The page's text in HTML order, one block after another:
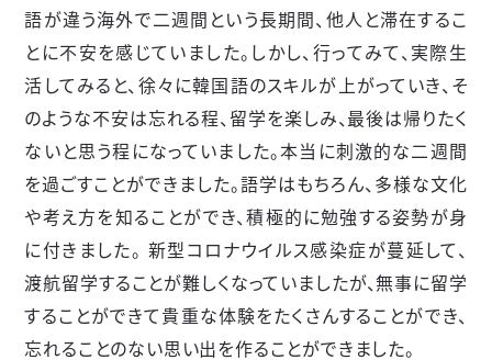
語が違う海外で二週間という長期間、他人と滞在するこ
とに不安を感じていました。しかし、行ってみて、実際生
活してみると、徐々に韓国語のスキルが上がっていき、そ
のような不安は忘れる程、留学を楽しみ、最後は帰りたく
ないと思う程になっていました。本当に刺激的な二週間
を過ごすことができました。語学はもちろん、多様な文化
や考え方を知ることができ、積極的に勉強する姿勢が身
に付きました。 新型コロナウイルス感染症が蔓延して、
渡航留学することが難しくなっていましたが、無事に留学
することができて貴重な体験をたくさんすることができ、
忘れることのない思い出を作ることができました。